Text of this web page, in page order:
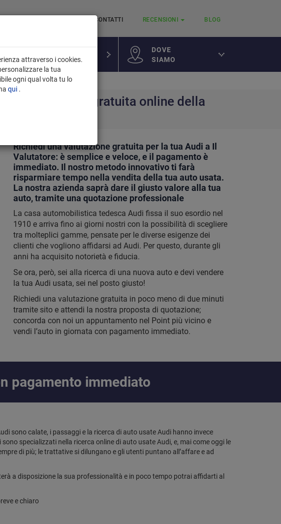
CONTATTI RECENSIONI BLOG
DOVE
SIAMO
Valutazione gratuita online della
Richiedi una valutazione gratuita per la tua Audi a Il
Valutatore: è semplice e veloce, e il pagamento è
immediato. Il nostro metodo innovativo ti farà
risparmiare tempo nella vendita della tua auto usata.
La nostra azienda saprà dare il giusto valore alla tua
auto, tramite una quotazione professionale
La casa automobilistica tedesca Audi fissa il suo esordio nel
1910 e arriva fino ai giorni nostri con la possibilità di scegliere
tra molteplici gamme, pensate per le diverse esigenze dei
clienti che vogliono affidarsi ad Audi. Per questo, durante gli
anni ha acquisito notorietà e fiducia.
Se ora, però, sei alla ricerca di una nuova auto e devi vendere
la tua Audi usata, sei nel posto giusto!
Richiedi una valutazione gratuita in poco meno di due minuti
tramite sito e attendi la nostra proposta di quotazione;
concorda con noi un appuntamento nel Point più vicino e
vendi l’auto in giornata con pagamento immediato.
pagamento immediato
sono calate, i passaggi e la ricerca di auto usate Audi hanno invece
specializzati nella ricerca online di auto usate Audi, e, mai come oggi le
di più; le trattative si dilungano e gli utenti puntano all’affare e ad
a disposizione la sua professionalità e in poco tempo potrai affidarti al
e chiaro
attraverso i cookies.
la tua
ogni qual volta tu lo
qui .